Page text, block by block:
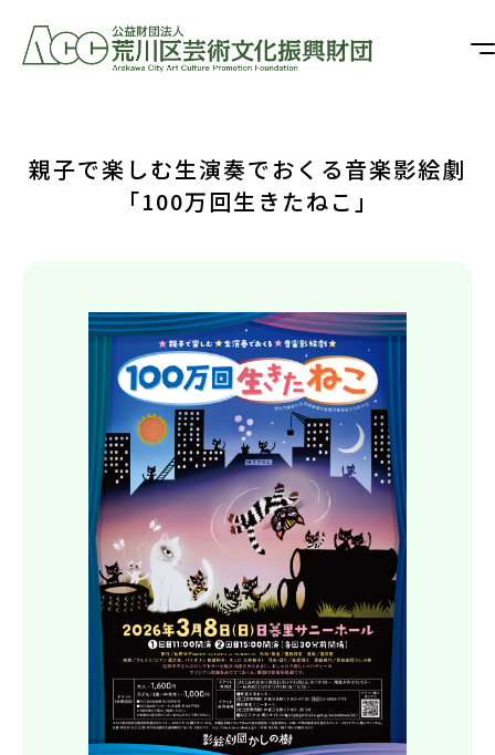
親子で楽しむ生演奏でおくる音楽影絵劇
「100万回生きたねこ」